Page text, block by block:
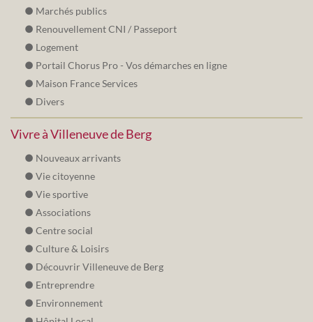
Marchés publics
Renouvellement CNI / Passeport
Logement
Portail Chorus Pro - Vos démarches en ligne
Maison France Services
Divers
Vivre à Villeneuve de Berg
Nouveaux arrivants
Vie citoyenne
Vie sportive
Associations
Centre social
Culture & Loisirs
Découvrir Villeneuve de Berg
Entreprendre
Environnement